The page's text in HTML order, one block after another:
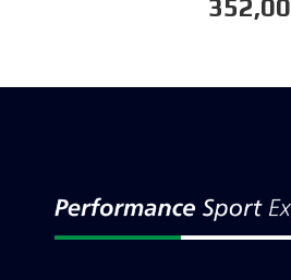
352,00